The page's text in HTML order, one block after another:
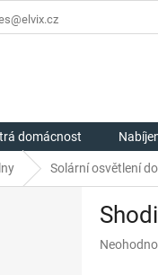
domácnost
Solární osvětlení
Průměrné